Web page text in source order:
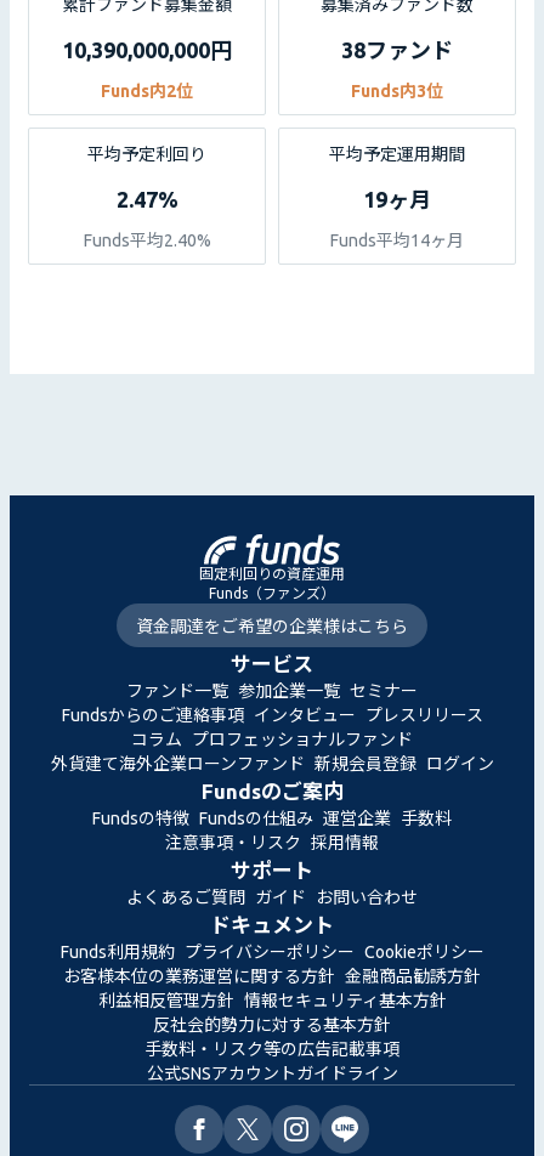
累計ファンド募集金額
10,390,000,000円
Funds内2位
募集済みファンド数
38ファンド
Funds内3位
平均予定利回り
2.47%
Funds平均2.40%
平均予定運用期間
19ヶ月
Funds平均14ヶ月
固定利回りの資産運用
Funds（ファンズ）
資金調達をご希望の企業様はこちら
サービス
ファンド一覧 参加企業一覧 セミナー
Fundsからのご連絡事項 インタビュー
プレスリリース
コラム
プロフェッショナルファンド
外貨建て海外企業ローンファンド 新規会員登録 ログイン
Fundsのご案内
Fundsの特徴 Fundsの仕組み 運営企業 手数料
注意事項・リスク
採用情報
サポート
よくあるご質問 ガイド お問い合わせ
ドキュメント
Funds利用規約 プライバシーポリシー Cookieポリシー
お客様本位の業務運営に関する方針 金融商品勧誘方針
利益相反管理方針 情報セキュリティ基本方針
反社会的勢力に対する基本方針
手数料・リスク等の広告記載事項
公式SNSアカウントガイドライン